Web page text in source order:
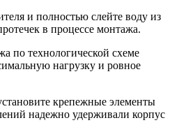
и полностью слейте воду из
в процессе монтажа.
по технологической схеме
нагрузку и ровное
крепежные элементы
надежно удерживали корпус